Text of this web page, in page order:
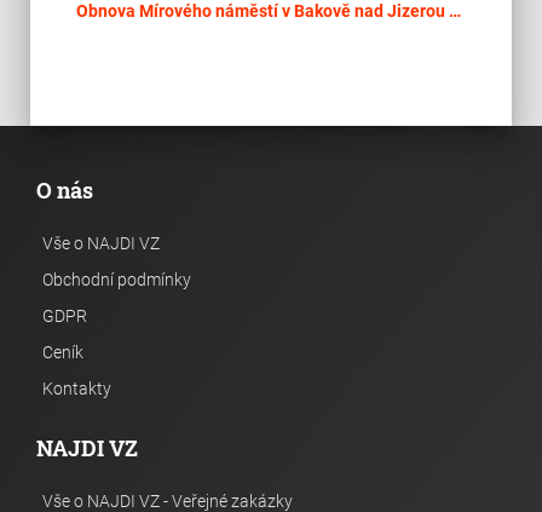
Obnova Mírového náměstí v Bakově nad Jizerou – Inteligentní autobusový označník
O nás
Vše o NAJDI VZ
Obchodní podmínky
GDPR
Ceník
Kontakty
NAJDI VZ
Vše o NAJDI VZ - Veřejné zakázky